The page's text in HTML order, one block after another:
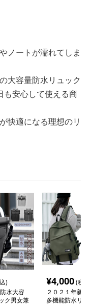
ノートが濡れてしま
大容量防水リュック
も安心して使える商
快適になる理想のリ
)
水大容
ク男女兼
¥4,000(税
２０２１年新
多機能防水リ